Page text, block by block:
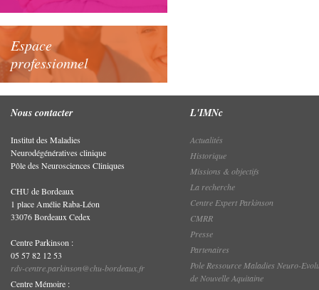
Espace
professionnel
Nous contacter
Institut des Maladies
Neurodégénératives clinique
Pôle des Neurosciences Cliniques
CHU de Bordeaux
1 place Amélie Raba-Léon
33076 Bordeaux Cedex
Centre Parkinson :
05 57 82 12 53
rdv-centre.parkinson@chu-bordeaux.fr
Centre Mémoire :
L'IMNc
Actualités
Historique
Missions & objectifs
La recherche
Centre Expert Parkinson
CMRR
Presse
Partenaires
Pole Ressource Maladies Neuro-
de Nouvelle Aquitaine